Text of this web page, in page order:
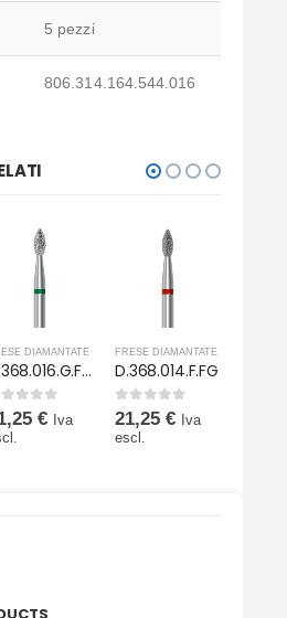
5 pezzi
806.314.164.544.016
DIAMANTATE
D.368.016.G.FG
5 € Iva
FRESE DIAMANTATE
D.368.014.F.FG
0Su 5
21,25 € Iva
escl.